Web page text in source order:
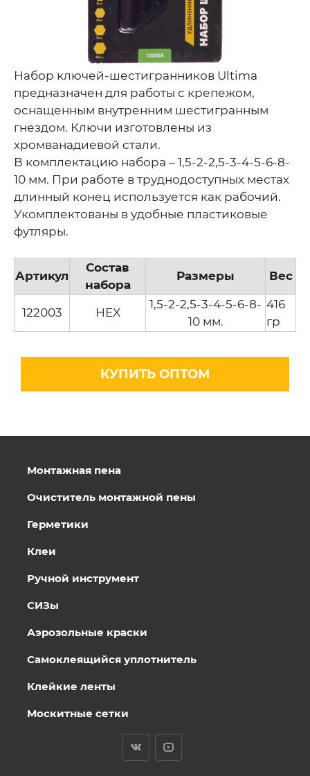
Набор ключей-шестигранников Ultima
предназначен для работы с крепежом,
оснащенным внутренним шестигранным
гнездом. Ключи изготовлены из
хромванадиевой стали.
В комплектацию набора – 1,5-2-2,5-3-4-5-6-8-
10 мм. При работе в труднодоступных местах
длинный конец используется как рабочий.
Укомплектованы в удобные пластиковые
футляры.
Артикул
Состав
набора
Размеры Вес
122003 HEX
1,5-2-2,5-3-4-5-6-8-
10 мм.
416
гр
КУПИТЬ ОПТОМ
Монтажная пена
Очиститель монтажной пены
Герметики
Клеи
Ручной инструмент
СИЗы
Аэрозольные краски
Самоклеящийся уплотнитель
Клейкие ленты
Москитные сетки